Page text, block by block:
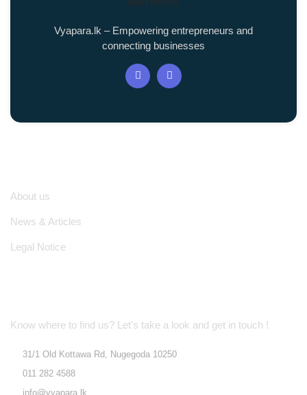
Vyapara.lk – Empowering entrepreneurs and
connecting businesses
About us
News & Articles
Legal Notice
Know where to find us? Let's take a look and get in touch !
31/1 Old Kottawa Rd, Nugegoda 10250
011 282 4588
info@vyapara.lk